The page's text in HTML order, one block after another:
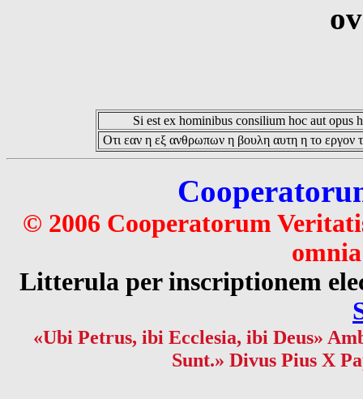
Si est ex hominibus consilium hoc aut opus
Οτι εαν η εξ ανθρωπων η βουλη αυτη η το εργον
© 2006 Cooperatorum
Litterula per inscriptionem
«Ubi Petrus, ibi Ecclesia, ibi Deus»
Sunt.» Divus Pius X